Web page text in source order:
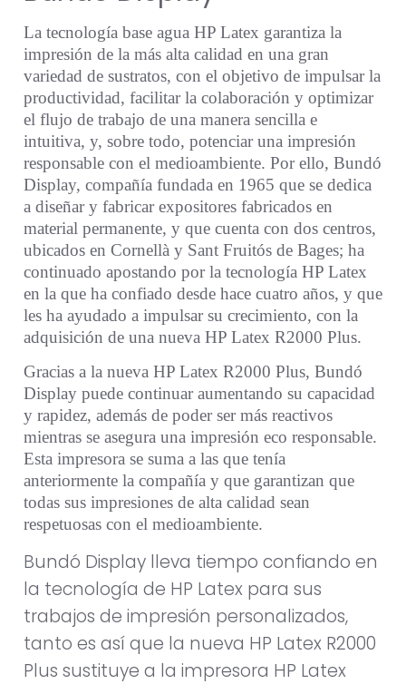
La tecnología base agua HP Latex garantiza la
impresión de la más alta calidad en una gran
variedad de sustratos, con el objetivo de impulsar la
productividad, facilitar la colaboración y optimizar
el flujo de trabajo de una manera sencilla e
intuitiva, y, sobre todo, potenciar una impresión
responsable con el medioambiente. Por ello, Bundó
Display, compañía fundada en 1965 que se dedica
a diseñar y fabricar expositores fabricados en
material permanente, y que cuenta con dos centros,
ubicados en Cornellà y Sant Fruitós de Bages; ha
continuado apostando por la tecnología HP Latex
en la que ha confiado desde hace cuatro años, y que
les ha ayudado a impulsar su crecimiento, con la
adquisición de una nueva HP Latex R2000 Plus.
Gracias a la nueva HP Latex R2000 Plus, Bundó
Display puede continuar aumentando su capacidad
y rapidez, además de poder ser más reactivos
mientras se asegura una impresión eco responsable.
Esta impresora se suma a las que tenía
anteriormente la compañía y que garantizan que
todas sus impresiones de alta calidad sean
respetuosas con el medioambiente.
Bundó Display lleva tiempo confiando en
la tecnología de HP Latex para sus
trabajos de impresión personalizados,
tanto es así que la nueva HP Latex R2000
Plus sustituye a la impresora HP Latex